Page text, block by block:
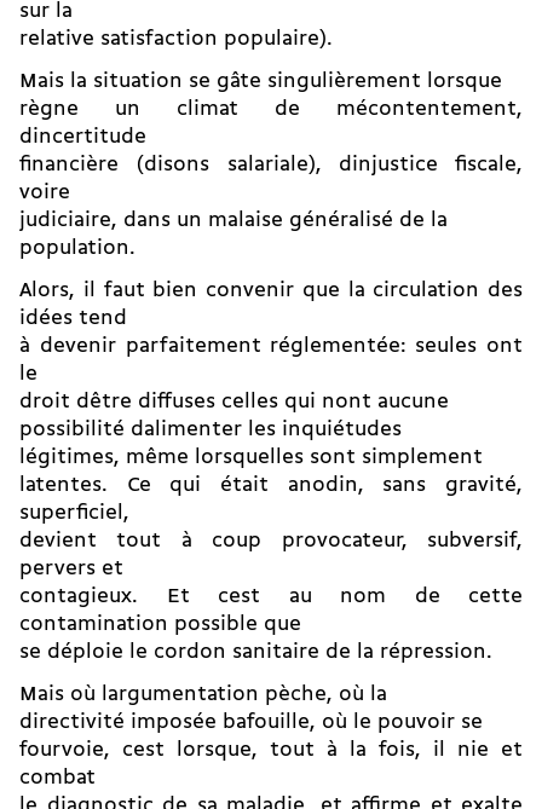
sur la
relative satisfaction populaire).
Mais la situation se gâte singulièrement lorsque
règne un climat de mécontentement,
dincertitude
financière (disons salariale), dinjustice fiscale,
voire
judiciaire, dans un malaise généralisé de la
population.
Alors, il faut bien convenir que la circulation des
idées tend
à devenir parfaitement réglementée: seules ont
le
droit dêtre diffuses celles qui nont aucune
possibilité dalimenter les inquiétudes
légitimes, même lorsquelles sont simplement
latentes. Ce qui était anodin, sans gravité,
superficiel,
devient tout à coup provocateur, subversif,
pervers et
contagieux. Et cest au nom de cette
contamination possible que
se déploie le cordon sanitaire de la répression.
Mais où largumentation pèche, où la
directivité imposée bafouille, où le pouvoir se
fourvoie, cest lorsque, tout à la fois, il nie et
combat